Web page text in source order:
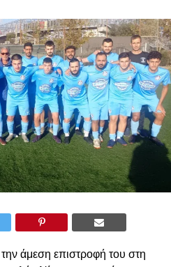
άμεση επιστροφή του στη